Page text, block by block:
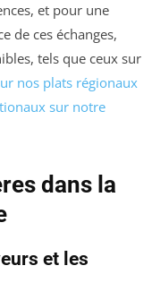
et pour une
de ces échanges,
tels que ceux sur
nos plats régionaux
sur notre
dans la
et les